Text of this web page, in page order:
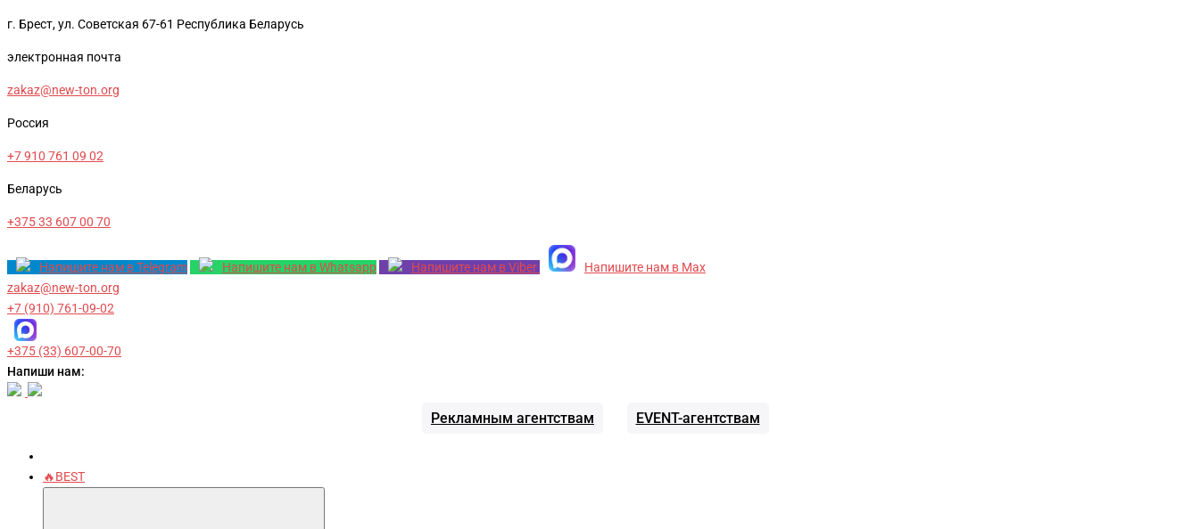
г. Брест, ул. Советская 67-61 Республика Беларусь
электронная почта
zakaz@new-ton.org
Россия
+7 910 761 09 02
Беларусь
+375 33 607 00 70
Напишите нам в Telegram Напишите нам в Whatsapp Напишите нам в Viber
Напишите нам в Max
zakaz@new-ton.org
+7 (910) 761-09-02
+375 (33) 607-00-70
Напиши нам:
Рекламным агентствам EVENT-агентствам
🔥BEST